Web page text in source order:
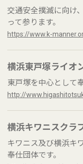
交通安全撲滅に向け
って参ります。
https://www.k-
横浜東戸塚ライオ
東戸塚を中心として
http://
横浜キワニスクラ
キワニス及び横浜キ
奉仕団体です。